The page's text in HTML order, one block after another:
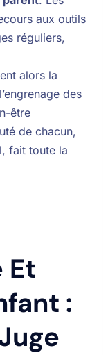
aux outils
réguliers,
alors la
des
être
de chacun,
fait toute la
Et
: